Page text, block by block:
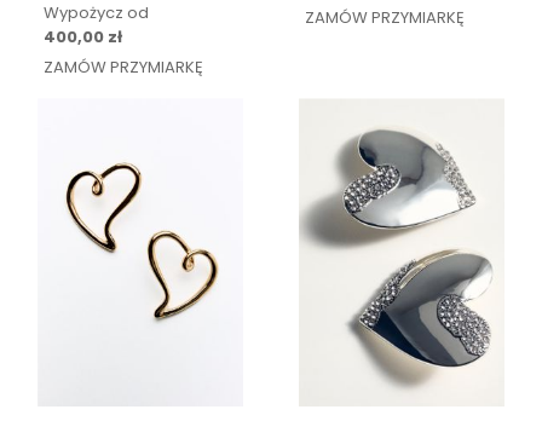
Wypożycz od
400,00 zł
ZAMÓW PRZYMIARKĘ
ZAMÓW PRZYMIARKĘ